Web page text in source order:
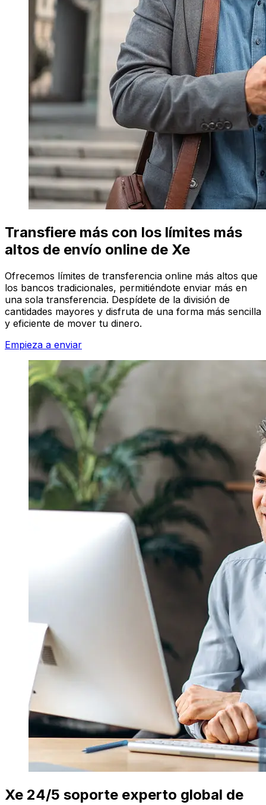
Transfiere más con los límites más
altos de envío online de Xe
Ofrecemos límites de transferencia online más altos que
los bancos tradicionales, permitiéndote enviar más en
una sola transferencia. Despídete de la división de
cantidades mayores y disfruta de una forma más sencilla
y eficiente de mover tu dinero.
Empieza a enviar
Xe 24/5 soporte experto global de